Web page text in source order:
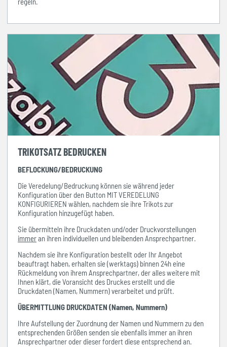
TRIKOTSATZ BEDRUCKEN
BEFLOCKUNG/BEDRUCKUNG
Die Veredelung/Bedruckung können sie während jeder
Konfiguration über den Button MIT VEREDELUNG
KONFIGURIEREN wählen, nachdem sie ihre Trikots zur
Konfiguration hinzugefügt haben.
Sie übermitteln ihre Druckdaten und/oder Druckvorstellungen
immeran ihren individuellen und bleibenden Ansprechpartner.
Nachdem sie ihre Konfiguration bestellt oder Ihr Angebot
beauftragt haben, erhalten sie (werktags) binnen 24h eine
Rückmeldung von ihrem Ansprechpartner, der alles weitere mit
Ihnen klärt, die Voransicht des Druckes erstellt und die
Druckdaten (Namen, Nummern) verarbeitet und prüft.
ÜBERMITTLUNG DRUCKDATEN (Namen, Nummern)
Ihre Aufstellung der Zuordnung der Namen und Nummern zu den
entsprechenden Größen senden sie ebenfalls immer an ihren
Ansprechpartner oder dieser fordert diese entsprechend an.